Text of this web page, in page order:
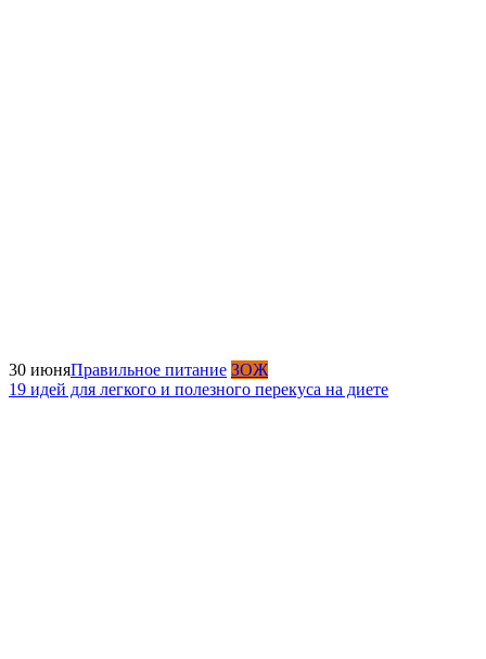
30 июняПравильное питание ЗОЖ
19 идей для легкого и полезного перекуса на диете